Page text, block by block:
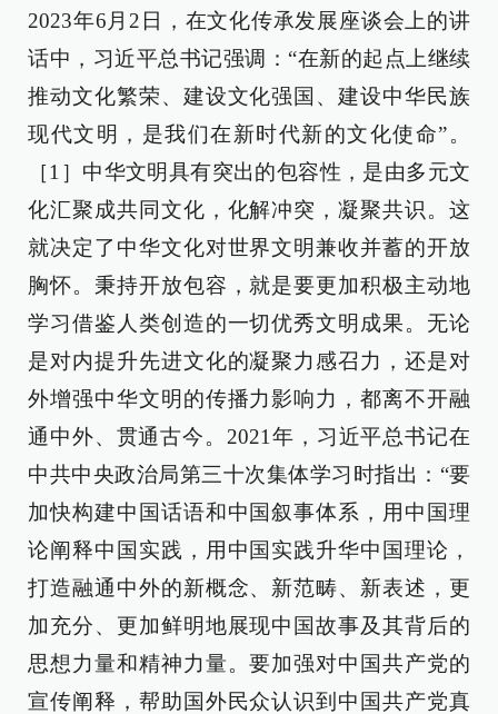
2023年6月2日，在文化传承发展座谈会上的讲
话中，习近平总书记强调：“在新的起点上继续
推动文化繁荣、建设文化强国、建设中华民族
现代文明，是我们在新时代新的文化使命”。
［1］中华文明具有突出的包容性，是由多元文
化汇聚成共同文化，化解冲突，凝聚共识。这
就决定了中华文化对世界文明兼收并蓄的开放
胸怀。秉持开放包容，就是要更加积极主动地
学习借鉴人类创造的一切优秀文明成果。无论
是对内提升先进文化的凝聚力感召力，还是对
外增强中华文明的传播力影响力，都离不开融
通中外、贯通古今。2021年，习近平总书记在
中共中央政治局第三十次集体学习时指出：“要
加快构建中国话语和中国叙事体系，用中国理
论阐释中国实践，用中国实践升华中国理论，
打造融通中外的新概念、新范畴、新表述，更
加充分、更加鲜明地展现中国故事及其背后的
思想力量和精神力量。要加强对中国共产党的
宣传阐释，帮助国外民众认识到中国共产党真